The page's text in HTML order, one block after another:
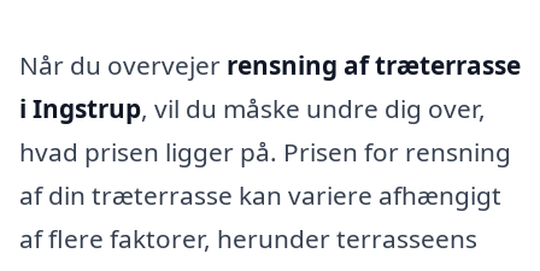
Når du overvejer rensning af træterrasse
i Ingstrup, vil du måske undre dig over,
hvad prisen ligger på. Prisen for rensning
af din træterrasse kan variere afhængigt
af flere faktorer, herunder terrasseens